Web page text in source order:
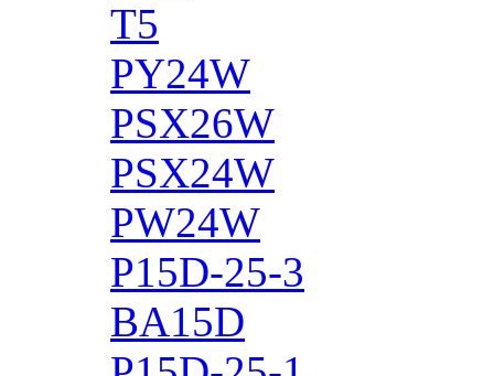
T5
PY24W
PSX26W
PSX24W
PW24W
P15D-25-3
BA15D